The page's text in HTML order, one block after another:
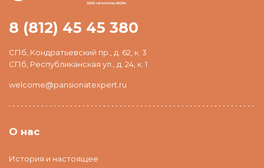
8 (812) 45 45 380
СПб, Кондратьевский пр., д. 62, к. 3
СПб, Республиканская ул., д. 24, к. 1
welcome@pansionatexpert.ru
О нас
История и настоящее